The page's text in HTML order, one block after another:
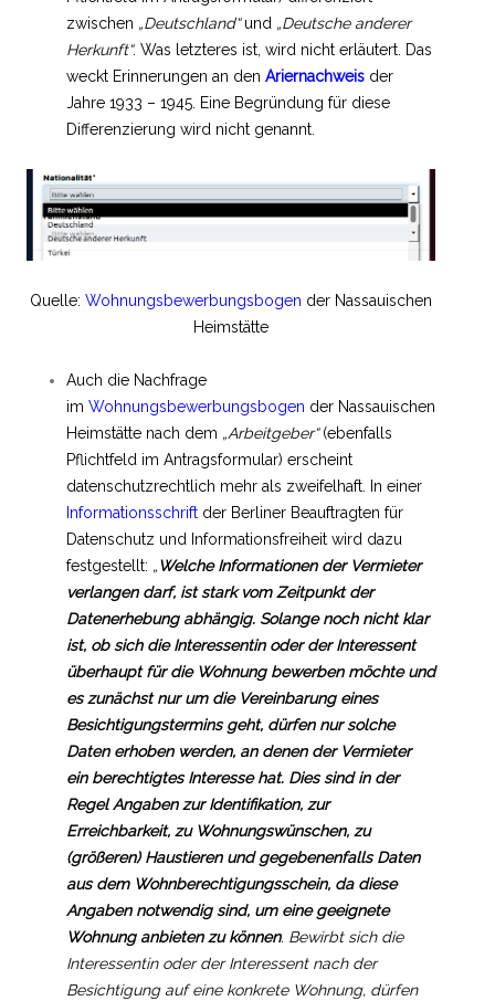
zwischen „Deutschland“und „Deutsche anderer
Herkunft“. Was letzteres ist, wird nicht erläutert. Das
weckt Erinnerungen an den Ariernachweis der
Jahre 1933 – 1945. Eine Begründung für diese
Differenzierung wird nicht genannt.
Quelle: Wohnungsbewerbungsbogen der Nassauischen
Heimstätte
Auch die Nachfrage
im Wohnungsbewerbungsbogen der Nassauischen
Heimstätte nach dem „Arbeitgeber“(ebenfalls
Pflichtfeld im Antragsformular) erscheint
datenschutzrechtlich mehr als zweifelhaft. In einer
Informationsschrift der Berliner Beauftragten für
Datenschutz und Informationsfreiheit wird dazu
festgestellt: „Welche Informationen der Vermieter
verlangen darf, ist stark vom Zeitpunkt der
Datenerhebung abhängig. Solange noch nicht klar
ist, ob sich die Interessentin oder der Interessent
überhaupt für die Wohnung bewerben möchte und
es zunächst nur um die Vereinbarung eines
Besichtigungstermins geht, dürfen nur solche
Daten erhoben werden, an denen der Vermieter
ein berechtigtes Interesse hat. Dies sind in der
Regel Angaben zur Identifikation, zur
Erreichbarkeit, zu Wohnungswünschen, zu
(größeren) Haustieren und gegebenenfalls Daten
aus dem Wohnberechtigungsschein, da diese
Angaben notwendig sind, um eine geeignete
Wohnung anbieten zu können. Bewirbt sich die
Interessentin oder der Interessent nach der
Besichtigung auf eine konkrete Wohnung, dürfen